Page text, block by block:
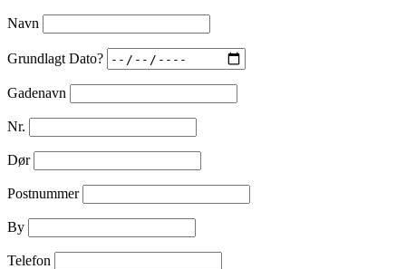
Navn
Grundlagt Dato?
Gadenavn
Nr.
Dør
Postnummer
By
Telefon